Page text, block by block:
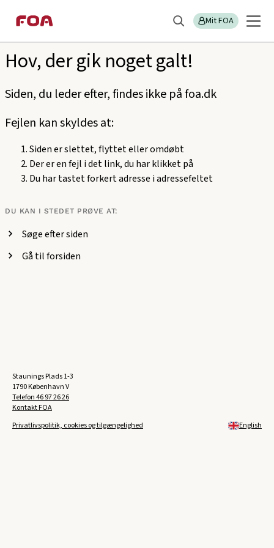
til
hovedindhold
til
hovedmenu
Søg Mit FOA
menu
404
Hov, der gik noget galt!
Siden, du leder efter, findes ikke på foa.dk
Fejlen kan skyldes at:
Siden er slettet, flyttet eller omdøbt
Der er en fejl i det link, du har klikket på
Du har tastet forkert adresse i adressefeltet
DU KAN I STEDET PRØVE AT:
Søge efter siden
Gå til forsiden
Staunings Plads 1-3
1790 København V
Telefon46 97 26 26
Kontakt FOA
Privatlivspolitik, cookies og tilgængelighed
English